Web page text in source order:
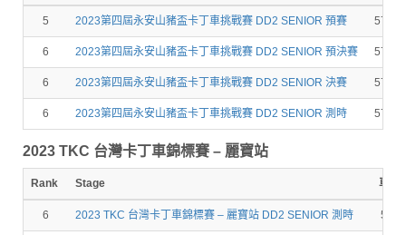
5 2023第四屆永安山豬盃卡丁車挑戰賽 DD2 SENIOR 預賽 574
6 2023第四屆永安山豬盃卡丁車挑戰賽 DD2 SENIOR 預決賽 574
6 2023第四屆永安山豬盃卡丁車挑戰賽 DD2 SENIOR 決賽 574
6 2023第四屆永安山豬盃卡丁車挑戰賽 DD2 SENIOR 測時 574
2023 TKC 台灣卡丁車錦標賽 – 麗寶站
Rank Stage 車號
6 2023 TKC 台灣卡丁車錦標賽 – 麗寶站 DD2 SENIOR 測時 574